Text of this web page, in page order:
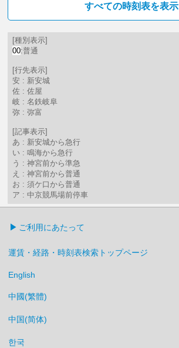
すべての時刻表を表示
[種別表示]
00:普通
[行先表示]
安 : 新安城
佐 : 佐屋
岐 : 名鉄岐阜
弥 : 弥富
[記事表示]
あ : 新安城から急行
い : 鳴海から急行
う : 神宮前から準急
え : 神宮前から普通
お : 須ケ口から普通
ア : 中京競馬場前停車
ご利用にあたって
運賃・経路・時刻表検索トップページ
English
中國(繁體)
中国(简体)
한국